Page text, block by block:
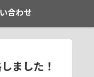
合わせ
ました！